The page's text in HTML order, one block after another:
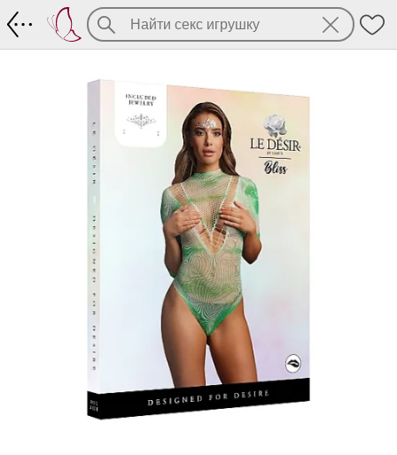
Яркое боди из эластичной сеточки +